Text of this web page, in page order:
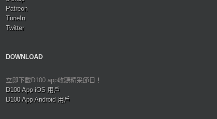
Patreon
TuneIn
Twitter
DOWNLOAD
立即下載D100 app收聽精采節目！
D100 App iOS 用戶
D100 App Android 用戶